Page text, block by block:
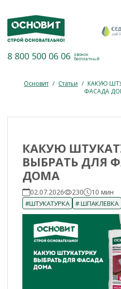
8 800 500 06 06 звонок
бесплатный
Основит / Статьи / КАКУЮ
ФАСАДА
КАКУЮ
ВЫБРАТЬ ДЛЯ
ДОМА
02.07.2026 230 10 мин
#ШТУКАТУРКА # ШПАКЛЕВКА